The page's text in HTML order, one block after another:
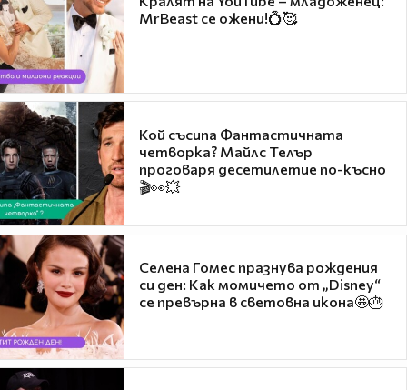
MrBeast се ожени!💍🥰
Кой съсипа Фантастичната
четворка? Майлс Телър
проговаря десетилетие по-късно
🎬👀💥
Селена Гомес празнува рождения
си ден: Как момичето от „Disney“
се превърна в световна икона🤩🎂